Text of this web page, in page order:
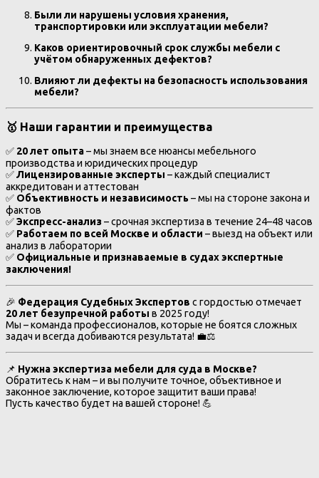
Были ли нарушены условия хранения,
транспортировки или эксплуатации мебели?
Каков ориентировочный срок службы мебели с
учётом обнаруженных дефектов?
Влияют ли дефекты на безопасность использования
мебели?
🥇 Наши гарантии и преимущества
✅ 20 лет опыта– мы знаем все нюансы мебельного
производства и юридических процедур
✅Лицензированные эксперты – каждый специалист
аккредитован и аттестован
✅ Объективность и независимость – мы на стороне закона и
фактов
✅Экспресс-анализ– срочная экспертиза в течение 24–48 часов
✅ Работаем по всей Москве и области – выезд на объект или
анализ в лаборатории
✅ Официальные и признаваемые в судах экспертные
заключения!
🎉 Федерация Судебных Экспертов с гордостью отмечает
20 лет безупречной работы в 2025 году!
Мы – команда профессионалов, которые не боятся сложных
задач и всегда добиваются результата! 💼⚖️
📌 Нужна экспертиза мебели для суда в Москве?
Обратитесь к нам – и вы получите точное, объективное и
законное заключение, которое защитит ваши права!
Пусть качество будет на вашей стороне! 💪